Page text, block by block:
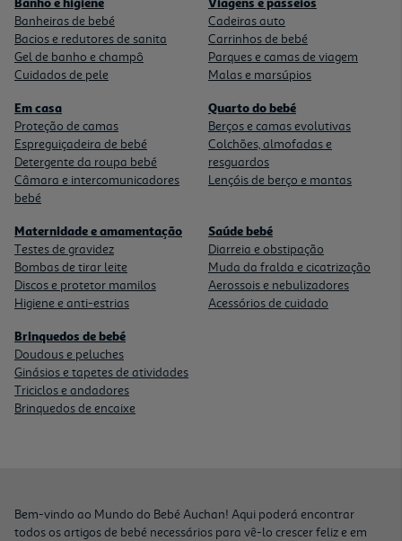
Banheiras de bebé
Bacios e redutores de sanita
Gel de banho e champô
Cuidados de pele
Cadeiras auto
Carrinhos de bebé
Parques e camas de viagem
Malas e marsúpios
Em casa
Proteção de camas
Espreguiçadeira de bebé
Detergente da roupa bebé
Câmara e intercomunicadores
bebé
Quarto do bebé
Berços e camas evolutivas
Colchões, almofadas e
resguardos
Lençóis de berço e mantas
Maternidade e amamentação
Testes de gravidez
Bombas de tirar leite
Discos e protetor mamilos
Higiene e anti-estrias
Saúde bebé
Diarreia e obstipação
Muda da fralda e cicatrização
Aerossois e nebulizadores
Acessórios de cuidado
Brinquedos de bebé
Doudous e peluches
Ginásios e tapetes de atividades
Triciclos e andadores
Brinquedos de encaixe
Bem-vindo ao Mundo do Bebé Auchan! Aqui poderá encontrar
todos os artigos de bebé necessários para vê-lo crescer feliz e em